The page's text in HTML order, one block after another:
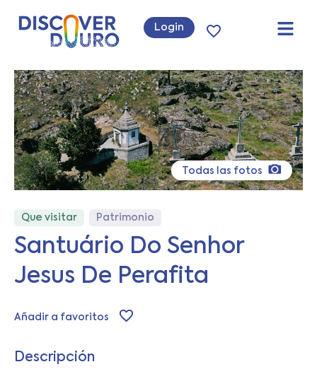
Login
Todas las fotos
Que visitar Patrimonio
Santuário Do Senhor
Jesus De Perafita
Añadir a favoritos
Descripción